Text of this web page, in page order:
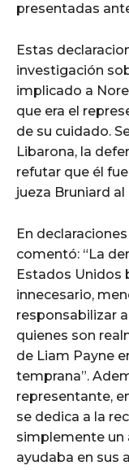
presentadas
Estas
investigación
implicado a
que era el
de su cuidado.
Libarona, la
refutar que él
jueza Bruniard
En declaraciones
comentó: “La
Estados Unidos
innecesario,
responsabilizar
quienes son
de Liam Payne
temprana”.
representante,
se dedica a la
simplemente un
ayudaba en sus